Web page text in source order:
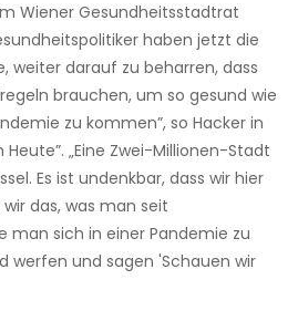
Wiener Gesundheitsstadtrat
haben jetzt die
weiter darauf zu beharren, dass
brauchen, um so gesund wie
zu kommen”, so Hacker in
Heute”. „Eine Zwei-Millionen-Stadt
Es ist undenkbar, dass wir hier
das, was man seit
man sich in einer Pandemie zu
werfen und sagen 'Schauen wir